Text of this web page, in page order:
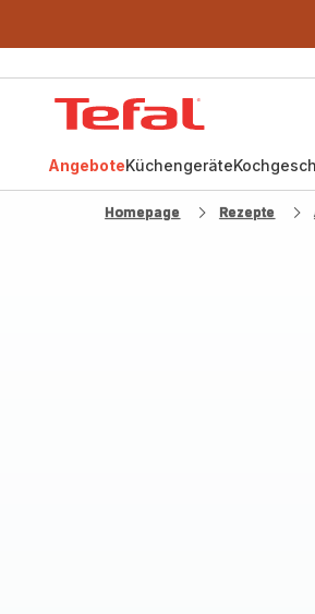
AngeboteKüchengeräte
Homepage Rezepte